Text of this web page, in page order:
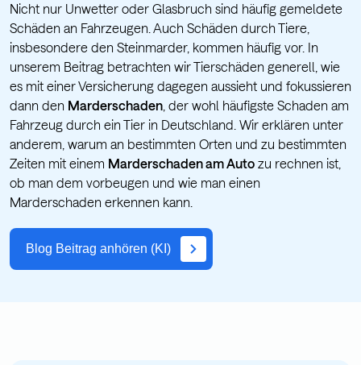
Nicht nur Unwetter oder Glasbruch sind häufig gemeldete
Schäden an Fahrzeugen. Auch Schäden durch Tiere,
insbesondere den Steinmarder, kommen häufig vor. In
unserem Beitrag betrachten wir Tierschäden generell, wie
es mit einer Versicherung dagegen aussieht und fokussieren
dann den Marderschaden , der wohl häufigste Schaden am
Fahrzeug durch ein Tier in Deutschland. Wir erklären unter
anderem, warum an bestimmten Orten und zu bestimmten
Zeiten mit einem Marderschaden am Auto zu rechnen ist,
ob man dem vorbeugen und wie man einen
Marderschaden erkennen kann.
Blog Beitrag anhören (KI)